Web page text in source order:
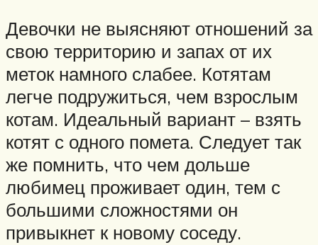
Девочки не выясняют отношений за
свою территорию и запах от их
меток намного слабее. Котятам
легче подружиться, чем взрослым
котам. Идеальный вариант – взять
котят с одного помета. Следует так
же помнить, что чем дольше
любимец проживает один, тем с
большими сложностями он
привыкнет к новому соседу.